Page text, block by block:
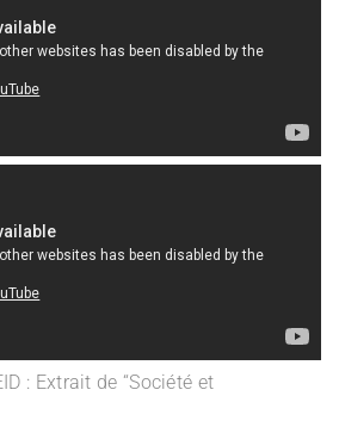
: Extrait de “Société et